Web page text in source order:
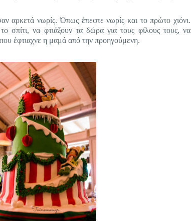
αρκετά νωρίς. Όπως έπεφτε νωρίς και το πρώτο χιόνι.
σπίτι, να φτιάξουν τα δώρα για τους φίλους τους, να
έφτιαχνε η μαμά από την προηγούμενη.